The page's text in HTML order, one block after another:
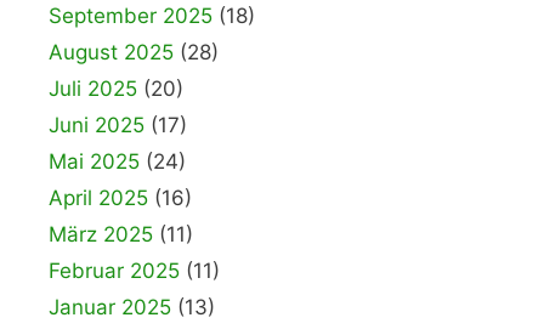
September 2025 (18)
August 2025 (28)
Juli 2025 (20)
Juni 2025 (17)
Mai 2025 (24)
April 2025 (16)
März 2025 (11)
Februar 2025 (11)
Januar 2025 (13)